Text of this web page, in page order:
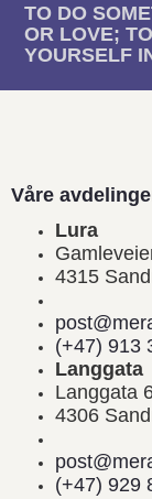
TO DO
OR LOVE;
YOURSELF
Våre
Lura
4315
(+47) 913
Langgata
Langgata
4306
(+47) 929